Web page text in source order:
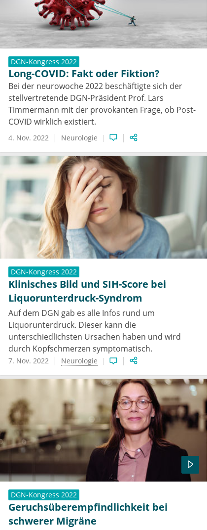
DGN-Kongress 2022
Long-COVID: Fakt oder Fiktion?
Bei der neurowoche 2022 beschäftigte sich der
stellvertretende DGN-Präsident Prof. Lars
Timmermann mit der provokanten Frage, ob Post-
COVID wirklich existiert.
4. Nov. 2022 Neurologie
DGN-Kongress 2022
Klinisches Bild und SIH-Score bei
Liquorunterdruck-Syndrom
Auf dem DGN gab es alle Infos rund um
Liquorunterdruck. Dieser kann die
unterschiedlichsten Ursachen haben und wird
durch Kopfschmerzen symptomatisch.
7. Nov. 2022 Neurologie
DGN-Kongress 2022
Geruchsüberempfindlichkeit bei
schwerer Migräne